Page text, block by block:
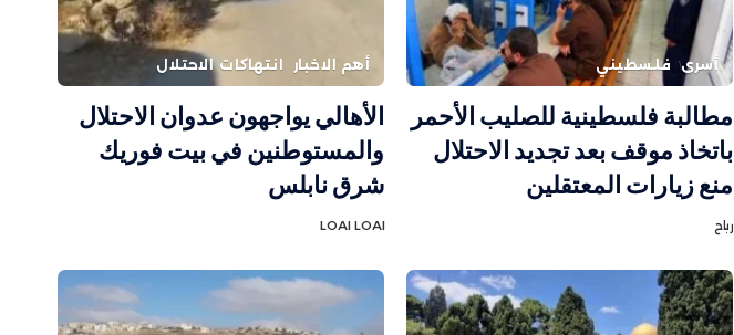
أسرى فلسطيني
مطالبة فلسطينية للصليب الأحمر
باتخاذ موقف بعد تجديد الاحتلال
منع زيارات المعتقلين
رباح
أهم الاخبار انتهاكات الاحتلال
الأهالي يواجهون عدوان الاحتلال
والمستوطنين في بيت فوريك
شرق نابلس
LOAI LOAI